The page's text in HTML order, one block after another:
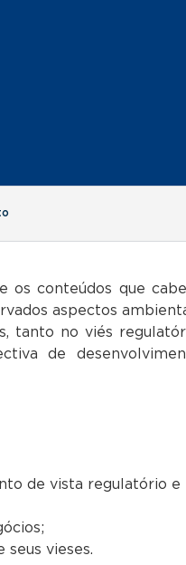
os conteúdos que
aspectos
tanto no viés
de
de vista regulatório e
seus vieses.